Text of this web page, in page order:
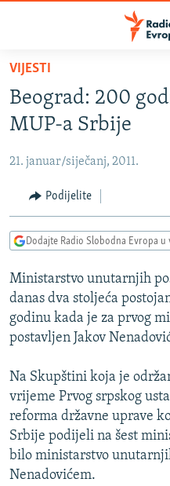
Pređite
glavni
sadržaj
na
navigaciju
Pređite
na
BOSNA I HERCEGOVINA
KOSOVO
CRNA GORA
VIDEO
FOTOGALERIJE
INFOGRAFIKE
PODCASTI
RAT U UKRAJINI
KINA NA BALKANU
RSE PRIČE IZ SVIJETA
ISPRIČAJ MI
DNEVNO@RSE
SPECIJALI RSE
VIŠE OD NASLOVA
GENOCID U SREBRENICI
PRATITE NAS
VIJESTI
Beograd: 200
MUP-a Srbije
21. januar/siječanj, 2011.
Podijelite
Dodajte Radio Slobodna Evropa u
Ministarstvo unutarnjih
danas dva stoljeća
godinu kada je za prvog
postavljen Jakov
Na Skupštini koja je
vrijeme Prvog srpskog
reforma državne uprave
Srbije podijeli na šest
bilo ministarstvo
Nenadovićem.